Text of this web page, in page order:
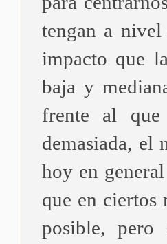
tengan a
impacto que
baja y
frente al
demasiada, el
hoy en
que en ciertos
posible, pero